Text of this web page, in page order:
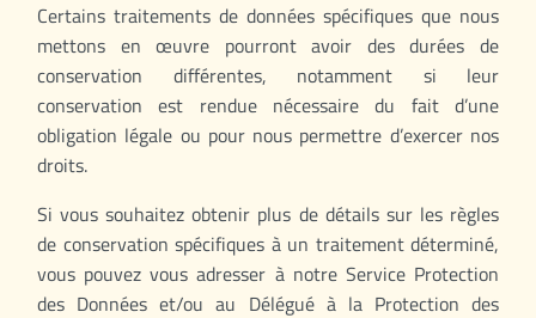
Certains traitements de données spécifiques que nous
mettons en œuvre pourront avoir des durées de
conservation différentes, notamment si leur
conservation est rendue nécessaire du fait d’une
obligation légale ou pour nous permettre d’exercer nos
droits.
Si vous souhaitez obtenir plus de détails sur les règles
de conservation spécifiques à un traitement déterminé,
vous pouvez vous adresser à notre Service Protection
des Données et/ou au Délégué à la Protection des